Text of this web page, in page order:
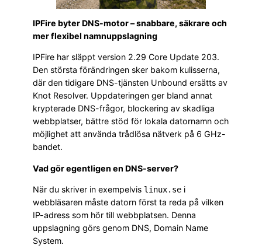
IPFire byter DNS-motor – snabbare, säkrare och
mer flexibel namnuppslagning
IPFire har släppt version 2.29 Core Update 203.
Den största förändringen sker bakom kulisserna,
där den tidigare DNS-tjänsten Unbound ersätts av
Knot Resolver. Uppdateringen ger bland annat
krypterade DNS-frågor, blockering av skadliga
webbplatser, bättre stöd för lokala datornamn och
möjlighet att använda trådlösa nätverk på 6 GHz-
bandet.
Vad gör egentligen en DNS-server?
När du skriver in exempelvis linux.se i
webbläsaren måste datorn först ta reda på vilken
IP-adress som hör till webbplatsen. Denna
uppslagning görs genom DNS, Domain Name
System.